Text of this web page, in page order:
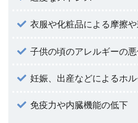
衣服や化粧品による摩擦
子供の頃のアレルギーの
妊娠、出産などによるホ
免疫力や内臓機能の低下